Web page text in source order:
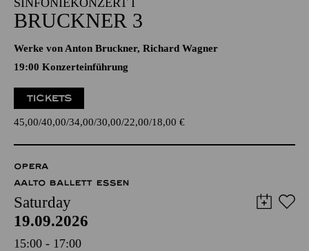
SINFONIEKONZERT I
BRUCKNER 3
Werke von Anton Bruckner, Richard Wagner
19:00 Konzerteinführung
TICKETS
45,00 40,00 34,00 30,00 22,00 18,00 €
OPERA
AALTO BALLETT ESSEN
Saturday
19.09.2026
15:00 - 17:00